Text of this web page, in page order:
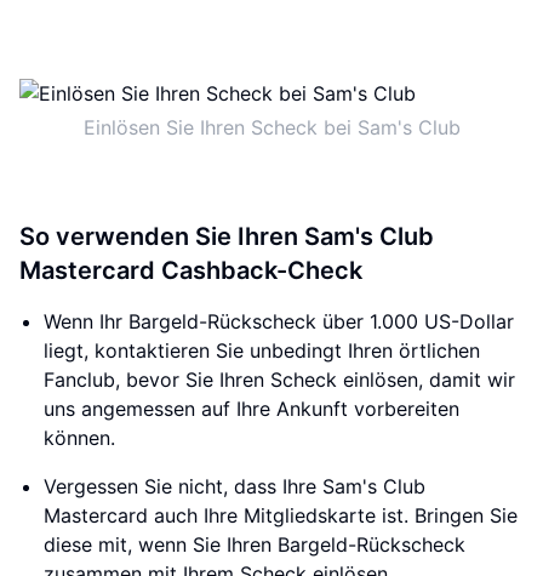
Einlösen Sie Ihren Scheck bei Sam's Club
So verwenden Sie Ihren Sam's Club
Mastercard Cashback-Check
Wenn Ihr Bargeld-Rückscheck über 1.000 US-Dollar
liegt, kontaktieren Sie unbedingt Ihren örtlichen
Fanclub, bevor Sie Ihren Scheck einlösen, damit wir
uns angemessen auf Ihre Ankunft vorbereiten
können.
Vergessen Sie nicht, dass Ihre Sam's Club
Mastercard auch Ihre Mitgliedskarte ist. Bringen Sie
diese mit, wenn Sie Ihren Bargeld-Rückscheck